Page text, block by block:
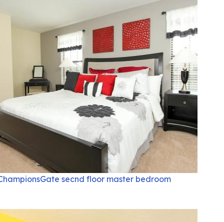
secnd floor master bedroom